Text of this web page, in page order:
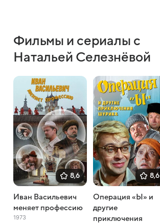
Фильмы и сериалы с
Натальей Селезнёвой
8,6
Иван Васильевич
меняет профессию
1973
8,6
Операция «Ы» и
другие
приключения